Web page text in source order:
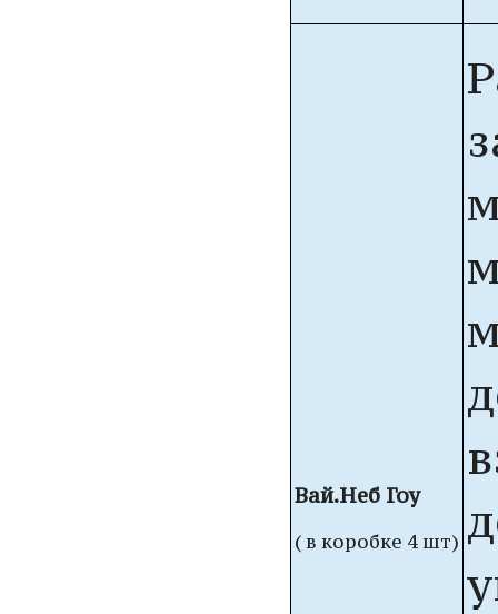
Вай.Неб Гоу
( в коробке 4 шт)